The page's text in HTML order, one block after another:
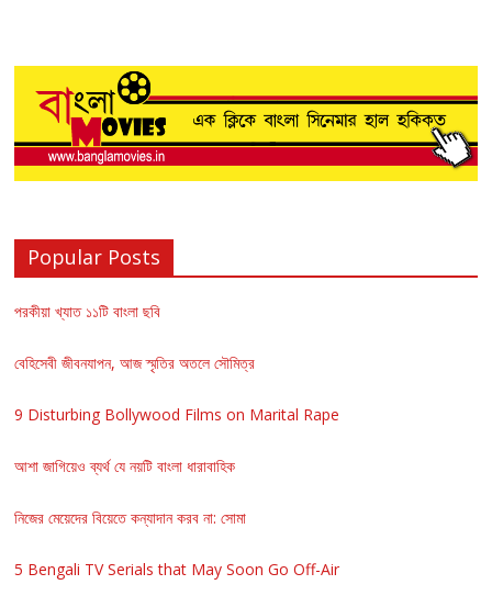
Popular Posts
পরকীয়া খ্যাত ১১টি বাংলা ছবি
বেহিসেবী জীবনযাপন, আজ স্মৃতির অতলে সৌমিত্র
9 Disturbing Bollywood Films on Marital Rape
আশা জাগিয়েও ব্যর্থ যে নয়টি বাংলা ধারাবাহিক
নিজের মেয়েদের বিয়েতে কন্যাদান করব না: সোমা
5 Bengali TV Serials that May Soon Go Off-Air